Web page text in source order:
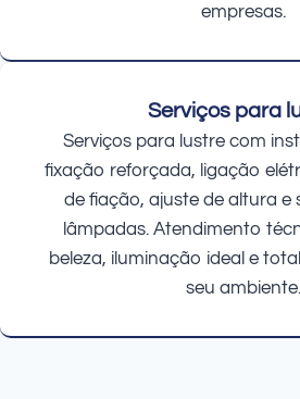
empresas.
Serviços para
Serviços para lustre com
fixação reforçada, ligação
de fiação, ajuste de altura e
lâmpadas. Atendimento
beleza, iluminação ideal e
seu ambiente.